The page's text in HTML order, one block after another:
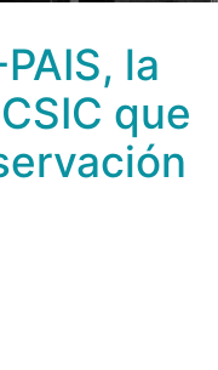
patrimonio la
que